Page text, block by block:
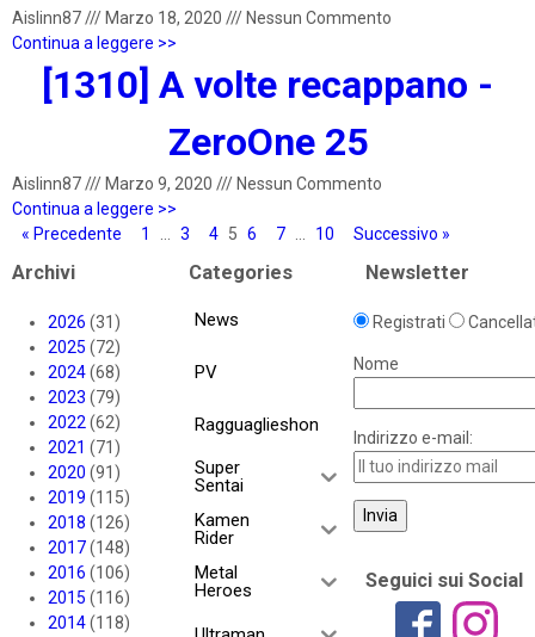
Aislinn87/// Marzo 18, 2020 /// Nessun Commento
Continua a leggere >>
[1310] A volte recappano -
ZeroOne 25
Aislinn87/// Marzo 9, 2020 /// Nessun Commento
Continua a leggere >>
« Precedente
1 3 4 5 6 7 10 Successivo »
Archivi
2026 (31)
2025 (72)
2024(68)
2023 (79)
2022 (62)
2021 (71)
2020 (91)
2019 (115)
2018 (126)
2017(148)
2016 (106)
2015 (116)
2014(118)
Categories
News
PV
Ragguaglieshon
Super
Sentai
Kamen
Rider
Metal
Heroes
Newsletter
Registrati
Nome
Indirizzo e-mail:
Seguici sui Social